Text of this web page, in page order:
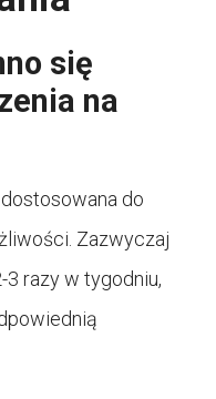
się
na
do
Zazwyczaj
razy w tygodniu,